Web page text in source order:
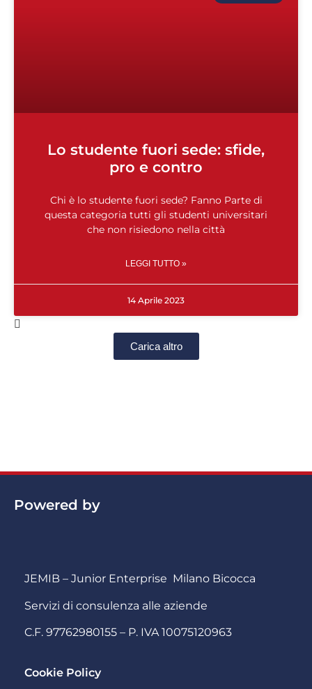
Lo studente fuori sede: sfide,
pro e contro
Chi è lo studente fuori sede? Fanno Parte di
questa categoria tutti gli studenti universitari
che non risiedono nella città
LEGGI TUTTO »
14 Aprile 2023
Carica altro
Powered by
JEMIB – Junior Enterprise Milano Bicocca
Servizi di consulenza alle aziende
C.F. 97762980155 – P. IVA 10075120963
Cookie Policy